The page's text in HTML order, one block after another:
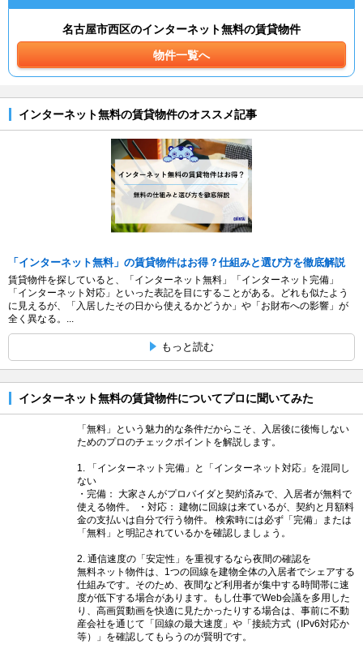
名古屋市西区のインターネット無料の賃貸物件
物件一覧へ
インターネット無料の賃貸物件のオススメ記事
「インターネット無料」の賃貸物件はお得？仕組みと選び方を徹底解説
賃貸物件を探していると、「インターネット無料」「インターネット完備」
「インターネット対応」といった表記を目にすることがある。どれも似たよう
に見えるが、「入居したその日から使えるかどうか」や「お財布への影響」が
全く異なる。...
もっと読む
インターネット無料の賃貸物件についてプロに聞いてみた
「無料」という魅力的な条件だからこそ、入居後に後悔しない
ためのプロのチェックポイントを解説します。
1. 「インターネット完備」と「インターネット対応」を混同し
ない
・完備： 大家さんがプロバイダと契約済みで、入居者が無料で
使える物件。 ・対応： 建物に回線は来ているが、契約と月額料
金の支払いは自分で行う物件。 検索時には必ず「完備」または
「無料」と明記されているかを確認しましょう。
2. 通信速度の「安定性」を重視するなら夜間の確認を
無料ネット物件は、1つの回線を建物全体の入居者でシェアする
仕組みです。そのため、夜間など利用者が集中する時間帯に速
度が低下する場合があります。もし仕事でWeb会議を多用した
り、高画質動画を快適に見たかったりする場合は、事前に不動
産会社を通じて「回線の最大速度」や「接続方式（IPv6対応か
等）」を確認してもらうのが賢明です。